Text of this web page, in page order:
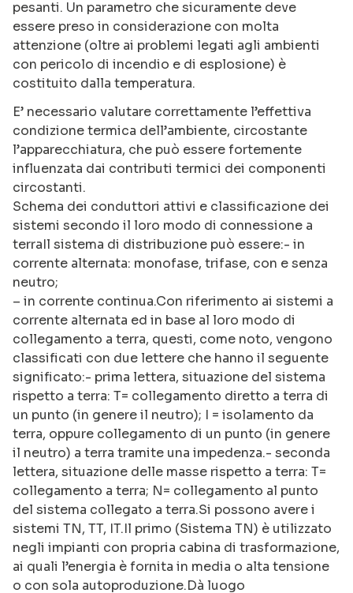
pesanti. Un parametro che sicuramente deve
essere preso in considerazione con molta
attenzione (oltre ai problemi legati agli ambienti
con pericolo di incendio e di esplosione) è
costituito dalla temperatura.
E’ necessario valutare correttamente l’effettiva
condizione termica dell’ambiente, circostante
l’apparecchiatura, che può essere fortemente
influenzata dai contributi termici dei componenti
circostanti.
Schema dei conduttori attivi e classificazione dei
sistemi secondo il loro modo di connessione a
terraIl sistema di distribuzione può essere:- in
corrente alternata: monofase, trifase, con e senza
neutro;
– in corrente continua.Con riferimento ai sistemi a
corrente alternata ed in base al loro modo di
collegamento a terra, questi, come noto, vengono
classificati con due lettere che hanno il seguente
significato:- prima lettera, situazione del sistema
rispetto a terra: T= collegamento diretto a terra di
un punto (in genere il neutro); I = isolamento da
terra, oppure collegamento di un punto (in genere
il neutro) a terra tramite una impedenza.- seconda
lettera, situazione delle masse rispetto a terra: T=
collegamento a terra; N= collegamento al punto
del sistema collegato a terra.Si possono avere i
sistemi TN, TT, IT.Il primo (Sistema TN) è utilizzato
negli impianti con propria cabina di trasformazione,
ai quali l’energia è fornita in media o alta tensione
o con sola autoproduzione.Dà luogo